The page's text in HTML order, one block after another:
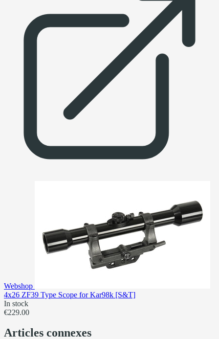
Webshop
4x26 ZF39 Type Scope for Kar98k [S&T]
In stock
€229.00
Articles connexes